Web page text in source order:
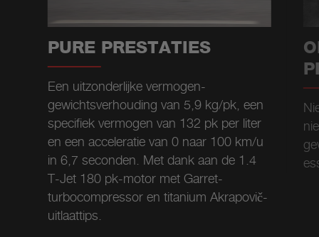
PURE PRESTATIES
Een uitzonderlijke vermogen-
gewichtsverhouding van 5,9 kg/pk, een
specifiek vermogen van 132 pk per liter
en een acceleratie van 0 naar 100 km/u
in 6,7 seconden. Met dank aan de 1.4
T-Jet 180 pk-motor met Garret-
turbocompressor en titanium Akrapovič-
uitlaattips.